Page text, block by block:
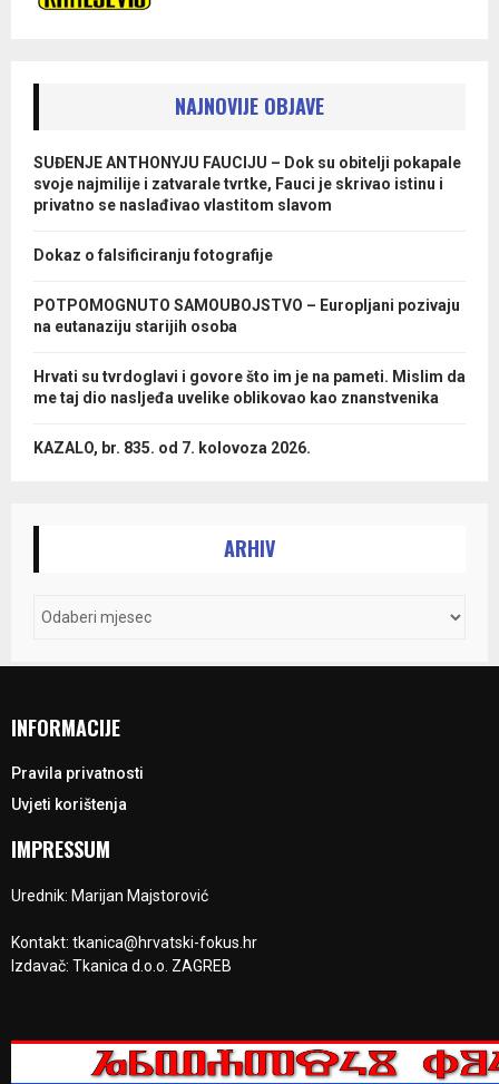
NAJNOVIJE OBJAVE
SUĐENJE ANTHONYJU FAUCIJU – Dok su obitelji pokapale
svoje najmilije i zatvarale tvrtke, Fauci je skrivao istinu i
privatno se naslađivao vlastitom slavom
Dokaz o falsificiranju fotografije
POTPOMOGNUTO SAMOUBOJSTVO – Europljani pozivaju
na eutanaziju starijih osoba
Hrvati su tvrdoglavi i govore što im je na pameti. Mislim da
me taj dio nasljeđa uvelike oblikovao kao znanstvenika
KAZALO, br. 835. od 7. kolovoza 2026.
ARHIV
INFORMACIJE
Pravila privatnosti
Uvjeti korištenja
IMPRESSUM
Urednik: Marijan Majstorović
Kontakt: tkanica@hrvatski-fokus.hr
Izdavač: Tkanica d.o.o. ZAGREB